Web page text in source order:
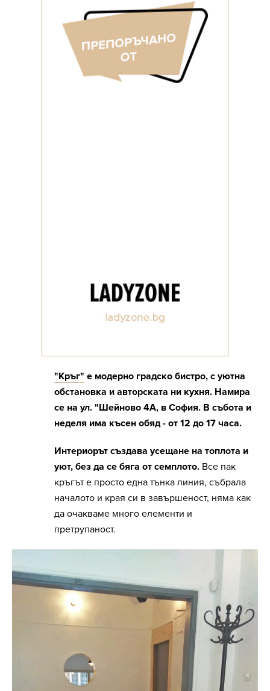
"Кръг" е модерно градско бистро, с уютна
обстановка и авторската ни кухня. Намира
се на ул. "Шейново 4А, в София. В събота и
неделя има късен обяд - от 12 до 17 часа.
Интериорът създава усещане на топлота и
уют, без да се бяга от семплото. Все пак
кръгът е просто една тънка линия, събрала
началото и края си в завършеност, няма как
да очакваме много елементи и
претрупаност.